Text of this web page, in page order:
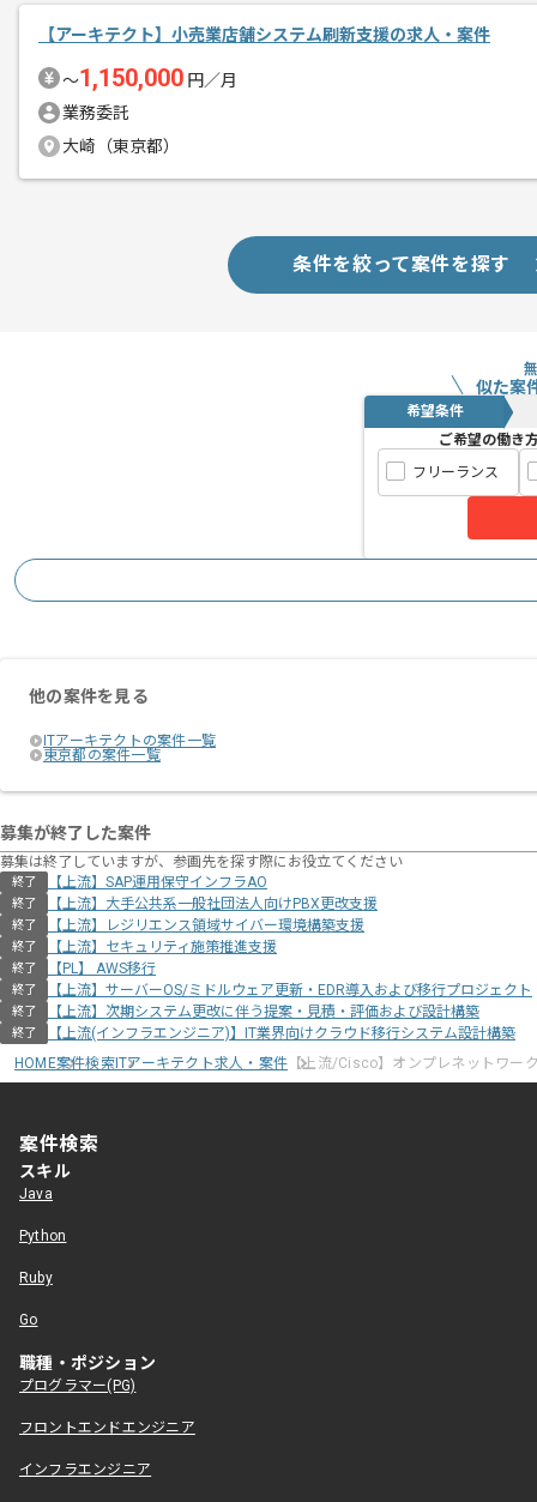
【アーキテクト】小売業店舗システム刷新支援の求人・案件
〜1,150,000 円／月
業務委託
大崎（東京都）
条件を絞って案件を探す
似た案
希望条件
ご希望の働き
フリーランス
他の案件を見る
ITアーキテクトの案件一覧
東京都の案件一覧
募集が終了した案件
募集は終了していますが、参画先を探す際にお役立てください
終了 【上流】SAP運用保守インフラAO
終了 【上流】大手公共系一般社団法人向けPBX更改支援
終了 【上流】レジリエンス領域サイバー環境構築支援
終了 【上流】セキュリティ施策推進支援
終了 【PL】 AWS移行
終了 【上流】サーバーOS/ミドルウェア更新・EDR導入および移行プロジェクト
終了 【上流】次期システム更改に伴う提案・見積・評価および設計構築
終了
【上流(インフラエンジニア)】IT業界向けクラウド移行システム設計構築
HOME案件検索ITアーキテクト求人・案件 【上流/Cisco】オンプレネットワー
案件検索
スキル
Java
Python
Ruby
Go
職種・ポジション
プログラマー(PG)
フロントエンドエンジニア
インフラエンジニア